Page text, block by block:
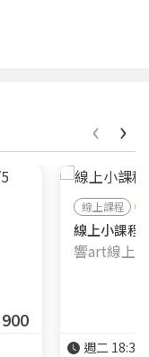
900
線上課程
線上小課
響art線上
週二
‹ ›